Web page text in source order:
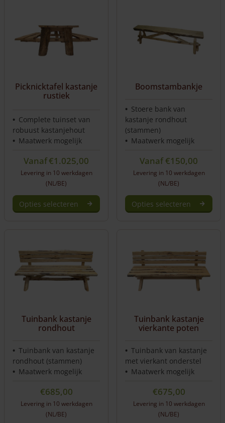
variaties.
Deze
productpagina
Picknicktafel kastanje
rustiek
Complete tuinset van
robuust kastanjehout
Maatwerk mogelijk
Vanaf€1.025,00
Levering in 10 werkdagen
(NL/BE)
Opties selecteren
meerdere
variaties.
Deze
optie
kan
Boomstambankje
Stoere bank van
kastanje rondhout
(stammen)
Maatwerk mogelijk
Vanaf€150,00
Levering in 10 werkdagen
(NL/BE)
Opties selecteren
meerdere
variaties.
Deze
optie
Tuinbank kastanje
rondhout
Tuinbank van kastanje
rondhout (stammen)
Maatwerk mogelijk
€685,00
Levering in 10 werkdagen
(NL/BE)
Tuinbank kastanje
vierkante poten
Tuinbank van kastanje
met vierkant onderstel
Maatwerk mogelijk
€675,00
Levering in 10 werkdagen
(NL/BE)